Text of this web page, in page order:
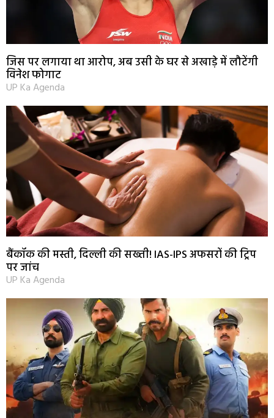
जिस पर लगाया था आरोप, अब उसी के घर से अखाड़े में लौटेंगी
विनेश फोगाट
UP Ka Agenda
बैंकॉक की मस्ती, दिल्ली की सख्ती! IAS-IPS अफसरों की ट्रिप
पर जांच
UP Ka Agenda